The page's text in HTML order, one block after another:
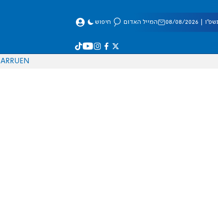
08/2026 המייל האדום חיפוש
EN
RU
AR